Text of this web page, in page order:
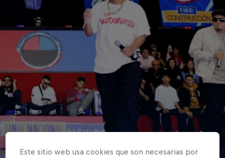
Este sitio web usa cookies que son necesarias por